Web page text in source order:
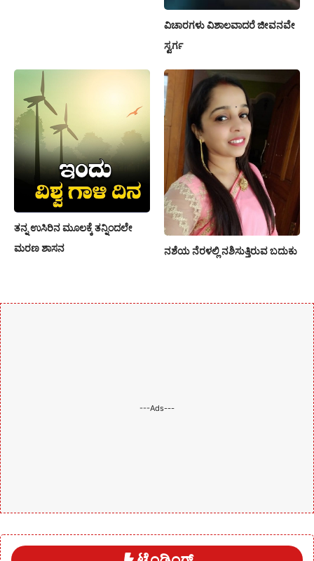
ವಿಚಾರಗಳು ವಿಶಾಲವಾದರೆ ಜೀವನವೇ
ಸ್ವರ್ಗ
ತನ್ನ ಉಸಿರಿನ ಮೂಲಕ್ಕೆ ತನ್ನಿಂದಲೇ
ಮರಣ ಶಾಸನ
ನಶೆಯ ನೆರಳಲ್ಲಿ ನಶಿಸುತ್ತಿರುವ ಬದುಕು
---Ads---